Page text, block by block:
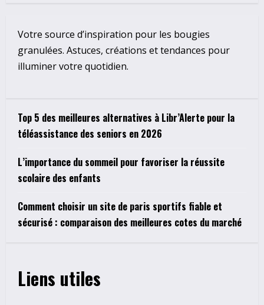
Votre source d’inspiration pour les bougies
granulées. Astuces, créations et tendances pour
illuminer votre quotidien.
Top 5 des meilleures alternatives à Libr’Alerte pour la
téléassistance des seniors en 2026
L’importance du sommeil pour favoriser la réussite
scolaire des enfants
Comment choisir un site de paris sportifs fiable et
sécurisé : comparaison des meilleures cotes du marché
Liens utiles